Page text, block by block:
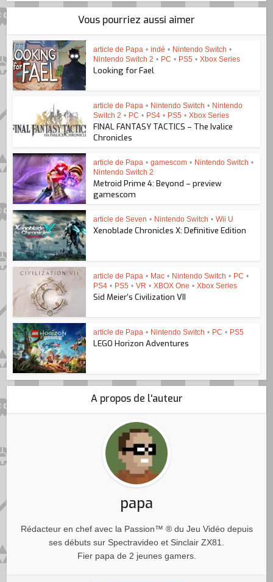
Vous pourriez aussi aimer
article de Papa • indé • Nintendo Switch •
Nintendo Switch 2 • PC • PS5 • Xbox Series
Looking for Fael
article de Papa • Nintendo Switch • Nintendo
Switch 2 • PC • PS4 • PS5 • Xbox Series
FINAL FANTASY TACTICS – The Ivalice
Chronicles
article de Papa • gamescom • Nintendo Switch •
Nintendo Switch 2
Metroid Prime 4: Beyond – preview
gamescom
article de Seven • Nintendo Switch • Wii U
Xenoblade Chronicles X: Definitive Edition
article de Papa • Mac • Nintendo Switch • PC •
PS4 • PS5 • VR • XBOX One • Xbox Series
Sid Meier’s Civilization VII
article de Papa • Nintendo Switch • PC • PS5
LEGO Horizon Adventures
A propos de l'auteur
papa
Rédacteur en chef avec la Passion™ ® du Jeu Vidéo depuis
ses débuts sur Spectravideo et Sinclair ZX81.
Fier papa de 2 jeunes gamers.